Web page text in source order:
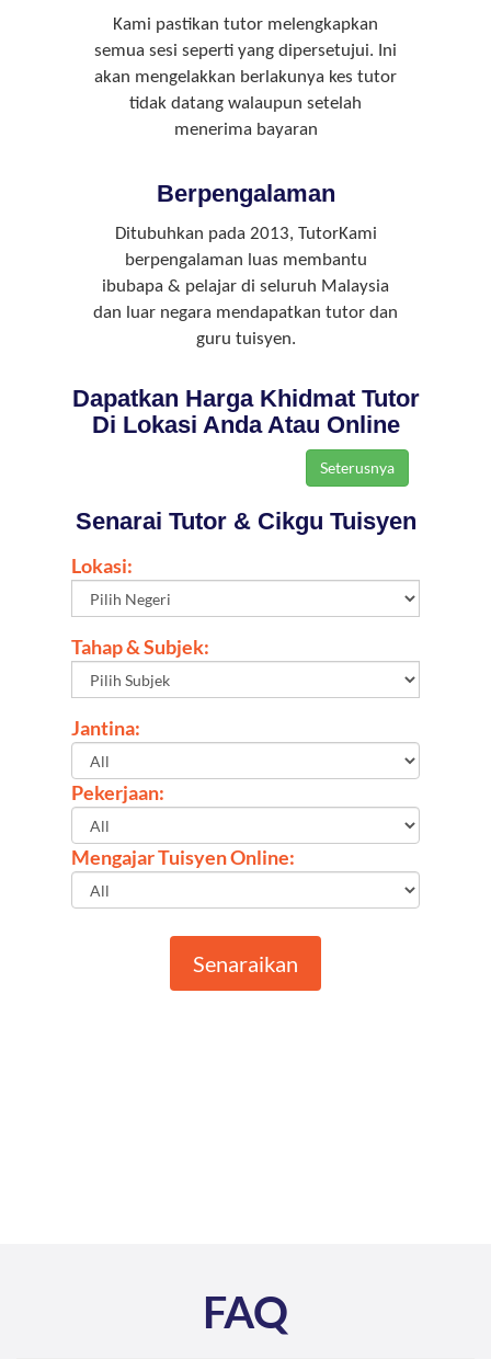
Kami pastikan tutor melengkapkan
semua sesi seperti yang dipersetujui. Ini
akan mengelakkan berlakunya kes tutor
tidak datang walaupun setelah
menerima bayaran
Berpengalaman
Ditubuhkan pada 2013, TutorKami
berpengalaman luas membantu
ibubapa & pelajar di seluruh Malaysia
dan luar negara mendapatkan tutor dan
guru tuisyen.
Dapatkan Harga Khidmat Tutor
Di Lokasi Anda Atau Online
Senarai Tutor & Cikgu Tuisyen
Lokasi:
Tahap & Subjek:
Jantina:
Pekerjaan:
Mengajar Tuisyen Online:
Senaraikan
FAQ